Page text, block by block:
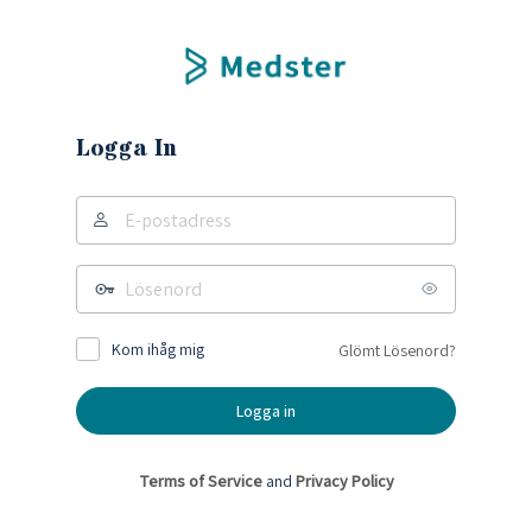
Logga In
Kom ihåg mig Glömt Lösenord?
Terms of Serviceand Privacy Policy